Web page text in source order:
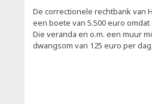
De correctionele rechtbank van
een boete van 5.500 euro
Die veranda en o.m. een muur
dwangsom van 125 euro per dag.